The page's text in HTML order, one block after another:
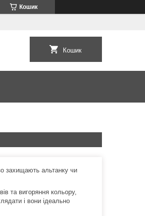
Кошик
Кошик
захищають альтанку чи
та вигоряння кольору,
і вони ідеально